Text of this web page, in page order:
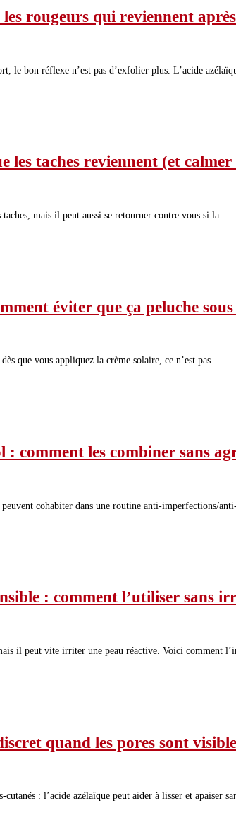
rougeurs qui reviennent
le bon réflexe n’est pas d’exfolier plus. L’acide
les taches reviennent (et
mais il peut aussi se retourner contre vous si la …
éviter que ça peluche
que vous appliquez la crème solaire, ce n’est pas …
comment les combiner sans
cohabiter dans une routine anti-imperfections/
: comment l’utiliser sans
il peut vite irriter une peau réactive. Voici comment
quand les pores sont
cutanés : l’acide azélaïque peut aider à lisser et apaiser